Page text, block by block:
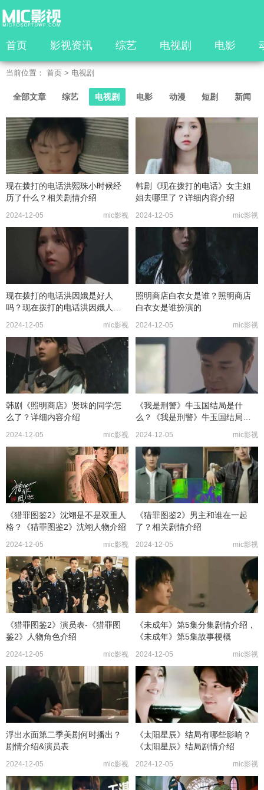
首页 影视资讯 综艺 电视剧 电影
当前位置： 首页 > 电视剧
全部文章 综艺 电视剧 电影 动漫 短剧 新闻
现在拨打的电话洪熙珠小时候经
历了什么？相关剧情介绍
2024-12-05 mic影视
韩剧《现在拨打的电话》女主姐
姐去哪里了？详细内容介绍
2024-12-05 mic影视
现在拨打的电话洪因娥是好人
吗？现在拨打的电话洪因娥人物
2024-12-05 mic影视
照明商店白衣女是谁？照明商店
白衣女是谁扮演的
2024-12-05 mic影视
韩剧《照明商店》贤珠的同学怎
么了？详细内容介绍
2024-12-05 mic影视
《我是刑警》牛玉国结局是什
么？《我是刑警》牛玉国结局介
2024-12-05 mic影视
《猎罪图鉴2》沈翊是不是双重人
格？《猎罪图鉴2》沈翊人物介绍
2024-12-05 mic影视
《猎罪图鉴2》男主和谁在一起
了？相关剧情介绍
2024-12-05 mic影视
《猎罪图鉴2》演员表-《猎罪图
鉴2》人物角色介绍
2024-12-05 mic影视
《未成年》第5集分集剧情介绍，
《未成年》第5集故事梗概
2024-12-05 mic影视
浮出水面第二季美剧何时播出？
剧情介绍&演员表
2024-12-05 mic影视
《太阳星辰》结局有哪些影响？
《太阳星辰》结局剧情介绍
2024-12-05 mic影视